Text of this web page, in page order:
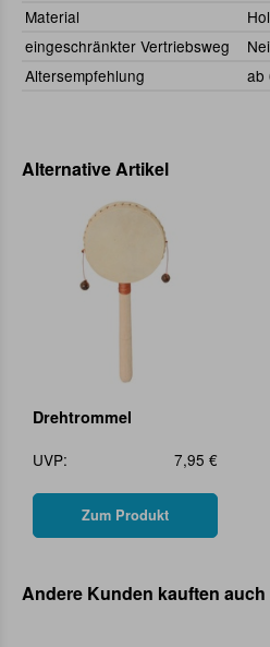
Material
eingeschränkter Vertriebsweg
Altersempfehlung
ab
Alternative Artikel
Drehtrommel
UVP:
7,95 €
Zum Produkt
Andere Kunden kauften auch